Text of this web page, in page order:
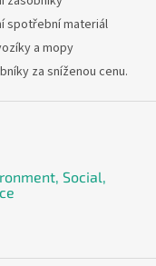
spotřební materiál
a mopy
za sníženou cenu.
Social,